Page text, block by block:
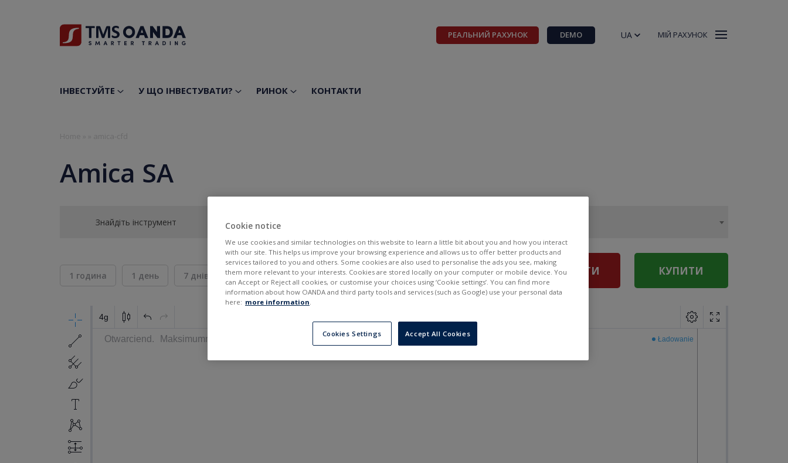
РЕАЛЬНИЙ РАХУНОК DEMO UA МІЙ РАХУНОК
ІНВЕСТУЙТЕ У ЩО ІНВЕСТУВАТИ? РИНОК КОНТАКТИ
Amica SA
Знайдіть інструмент
1 година 1 день 7 днів 30 днів 6 місяців
BID
---
ASK
--- ПРОДАТИ КУПИТИ
Cookie notice
We use cookies and similar technologies on this website to learn a little bit about you and how you interact
with our site. This helps us improve your browsing experience and allows us to offer better products and
services tailored to you and others. Some cookies are also used to personalise the ads you see, making
them more relevant to your interests. Cookies are stored locally on your computer or mobile device. You
can Accept or Reject all cookies, or customise your choices using ‘Cookie settings’. You can find more
information about how OANDA and third party tools and services (such as Google) use your personal data
here: more information
Cookies Settings Accept All Cookies